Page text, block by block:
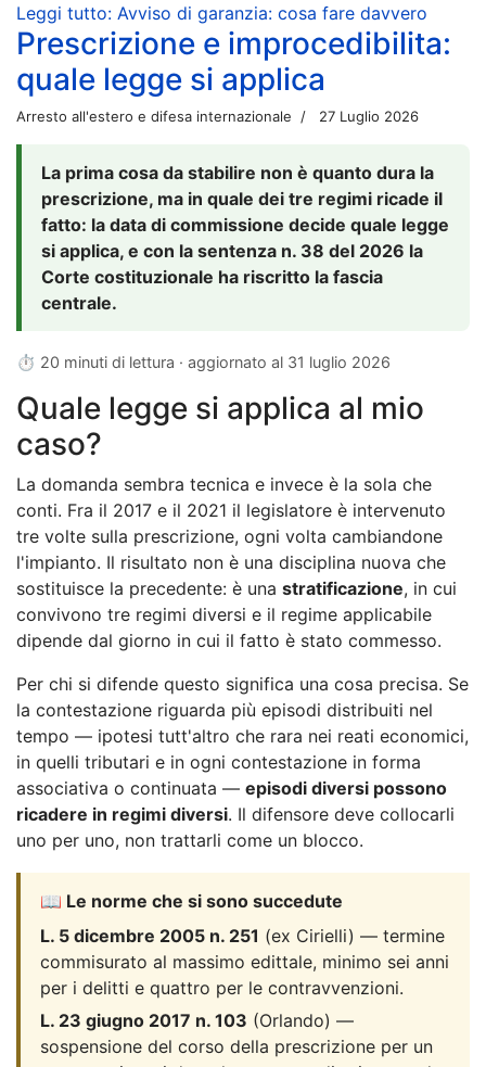
Leggi tutto: Avviso di garanzia: cosa fare davvero
Prescrizione e improcedibilita:
quale legge si applica
Arresto all'estero e difesa internazionale 27 Luglio 2026
La prima cosa da stabilire non è quanto dura la
prescrizione, ma in quale dei tre regimi ricade il
fatto: la data di commissione decide quale legge
si applica, e con la sentenza n. 38 del 2026 la
Corte costituzionale ha riscritto la fascia
centrale.
⏱ 20 minuti di lettura · aggiornato al 31 luglio 2026
Quale legge si applica al mio
caso?
La domanda sembra tecnica e invece è la sola che
conti. Fra il 2017 e il 2021 il legislatore è intervenuto
tre volte sulla prescrizione, ogni volta cambiandone
l'impianto. Il risultato non è una disciplina nuova che
sostituisce la precedente: è una stratificazione, in cui
convivono tre regimi diversi e il regime applicabile
dipende dal giorno in cui il fatto è stato commesso.
Per chi si difende questo significa una cosa precisa. Se
la contestazione riguarda più episodi distribuiti nel
tempo — ipotesi tutt'altro che rara nei reati economici,
in quelli tributari e in ogni contestazione in forma
associativa o continuata — episodi diversi possono
ricadere in regimi diversi. Il difensore deve collocarli
uno per uno, non trattarli come un blocco.
📖 Le norme che si sono succedute
L. 5 dicembre 2005 n. 251 (ex Cirielli) — termine
commisurato al massimo edittale, minimo sei anni
per i delitti e quattro per le contravvenzioni.
L. 23 giugno 2017 n. 103 (Orlando) —
sospensione del corso della prescrizione per un